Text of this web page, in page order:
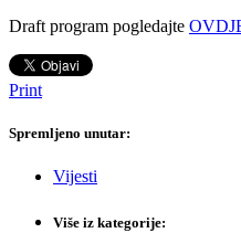
Draft program pogledajte
Print
Spremljeno unutar:
Vijesti
Više iz kategorije: